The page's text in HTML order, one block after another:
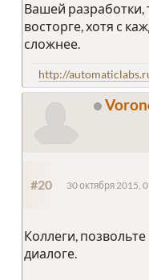
Вашей разработки,
восторге, хотя с
сложнее.
http://
#20 30 октября 2015,
Коллеги,
диалоге.